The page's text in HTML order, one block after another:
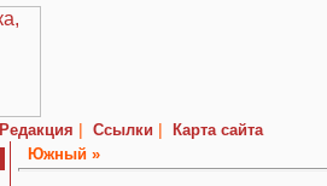
Редакция | Ссылки |
Карта сайта
Южный »